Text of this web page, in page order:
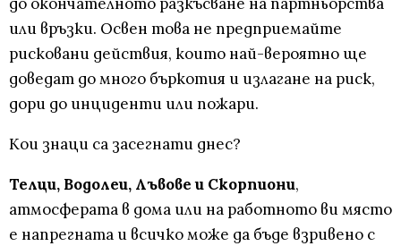
или връзки. Освен това не предприемайте
рисковани действия, които най-вероятно ще
доведат до много бъркотия и излагане на риск,
дори до инциденти или пожари.
Кои знаци са засегнати днес?
Телци, Водолеи, Лъвове и Скорпиони,
атмосферата в дома или на работното ви място
е напрегната и всичко може да бъде взривено с